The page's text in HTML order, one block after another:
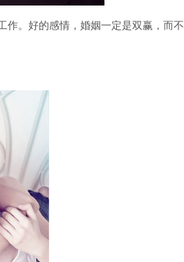
作。好的感情，婚姻一定是双赢，而不